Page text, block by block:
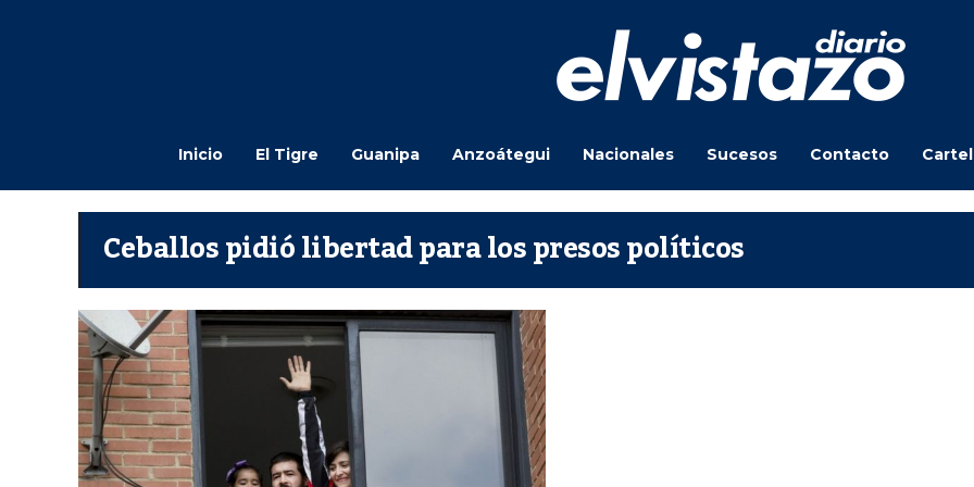
Inicio El Tigre Guanipa Anzoátegui Nacionales Sucesos Contacto
Ceballos pidió libertad para los presos políticos